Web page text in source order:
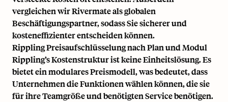
vergleichen wir Rivermate als globalen
Beschäftigungspartner, sodass Sie sicherer und
kosteneffizienter entscheiden können.
Rippling Preisaufschlüsselung nach Plan und Modul
Rippling’s Kostenstruktur ist keine Einheitslösung. Es
bietet ein modulares Preismodell, was bedeutet, dass
Unternehmen die Funktionen wählen können, die sie
für ihre Teamgröße und benötigten Service benötigen.